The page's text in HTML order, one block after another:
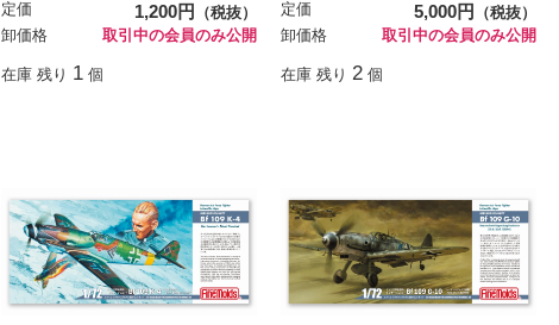
定価 1,200円
（税抜）
卸価格
取引中の会員のみ公開
在庫 残り 1 個
定価 5,000円
（税抜）
卸価格
取引中の会員のみ公開
在庫 残り 2 個